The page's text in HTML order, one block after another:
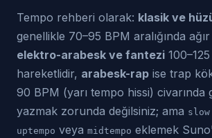
Tempo rehberi olarak: klasik ve
genellikle 70–95 BPM aralığında
elektro-arabesk ve fantezi
hareketlidir, arabesk-rap ise trap
90 BPM (yarı tempo hissi) civarında
yazmak zorunda değilsiniz; ama
uptempo veya midtempo eklemek